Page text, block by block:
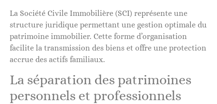
La Société Civile Immobilière (SCI) représente une
structure juridique permettant une gestion optimale du
patrimoine immobilier. Cette forme d’organisation
facilite la transmission des biens et offre une protection
accrue des actifs familiaux.
La séparation des patrimoines
personnels et professionnels